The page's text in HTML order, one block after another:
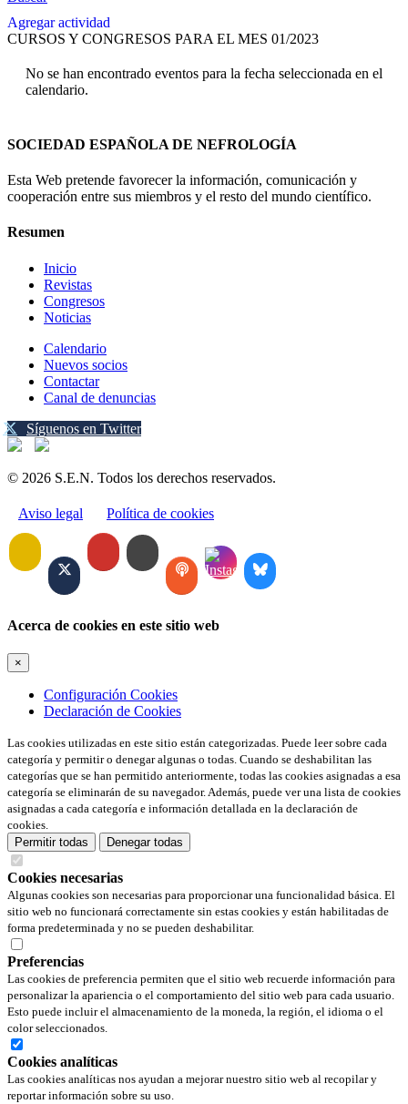
Agregar actividad
CURSOS Y CONGRESOS PARA EL MES 01/2023
No se han encontrado eventos para la fecha seleccionada en el
calendario.
SOCIEDAD ESPAÑOLA DE NEFROLOGÍA
Esta Web pretende favorecer la información, comunicación y
cooperación entre sus miembros y el resto del mundo científico.
Resumen
Inicio
Revistas
Congresos
Noticias
Calendario
Nuevos socios
Contactar
Canal de denuncias
Síguenos en Twitter
© 2026 S.E.N. Todos los derechos reservados.
Aviso legal Política de cookies
Acerca de cookies en este sitio web
×
Configuración Cookies
Declaración de Cookies
Las cookies utilizadas en este sitio están categorizadas. Puede leer sobre cada
categoría y permitir o denegar algunas o todas. Cuando se deshabilitan las
categorías que se han permitido anteriormente, todas las cookies asignadas a esa
categoría se eliminarán de su navegador. Además, puede ver una lista de cookies
asignadas a cada categoría e información detallada en la declaración de
cookies.
Permitir todas
Denegar todas
Cookies necesarias
Algunas cookies son necesarias para proporcionar una funcionalidad básica. El
sitio web no funcionará correctamente sin estas cookies y están habilitadas de
forma predeterminada y no se pueden deshabilitar.
Preferencias
Las cookies de preferencia permiten que el sitio web recuerde información para
personalizar la apariencia o el comportamiento del sitio web para cada usuario.
Esto puede incluir el almacenamiento de la moneda, la región, el idioma o el
color seleccionados.
Cookies analíticas
Las cookies analíticas nos ayudan a mejorar nuestro sitio web al recopilar y
reportar información sobre su uso.